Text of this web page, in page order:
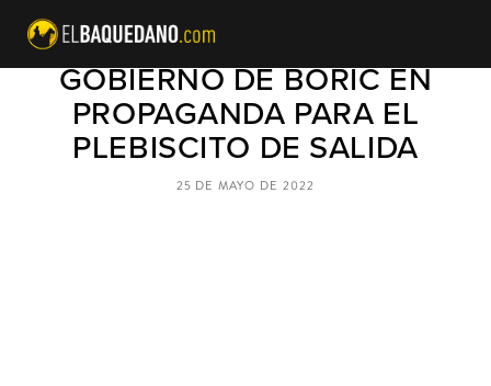
$986 MILLONES GASTARÁ EL
GOBIERNO DE BORIC EN
PROPAGANDA PARA EL
PLEBISCITO DE SALIDA
25 DE MAYO DE 2022